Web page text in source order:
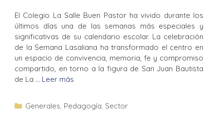
El Colegio La Salle Buen Pastor ha vivido durante los
últimos días una de las semanas más especiales y
significativas de su calendario escolar. La celebración
de la Semana Lasaliana ha transformado el centro en
un espacio de convivencia, memoria, fe y compromiso
compartido, en torno a la figura de San Juan Bautista
de La … Leer más
Generales, Pedagogía, Sector